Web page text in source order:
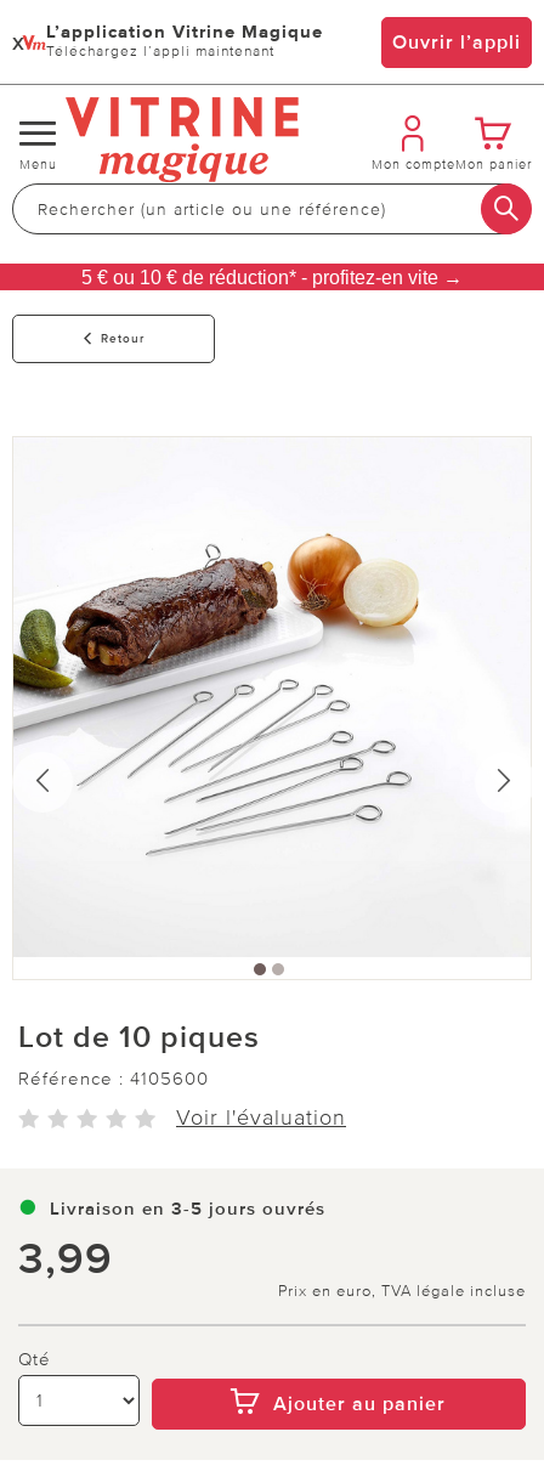
x L’application Vitrine Magique
Téléchargez l’appli maintenant Ouvrir l’appli
Changer
de
navigation
Menu Mon compteMon panier
5 € ou 10 € de réduction* - profitez-en vite →
Retour
Lot de 10 piques
Référence : 4105600
Voir l'évaluation
Livraison en 3-5 jours ouvrés
3,99
Prix en euro, TVA légale incluse
Qté
Ajouter au panier